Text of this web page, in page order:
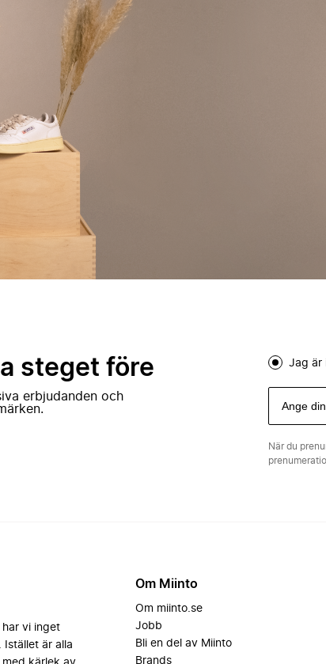
steget före
erbjudanden och
Jag är
När du
vi inget
Istället är alla
Om Miinto
Om miinto.se
Jobb
Bli en del av Miinto
Brands